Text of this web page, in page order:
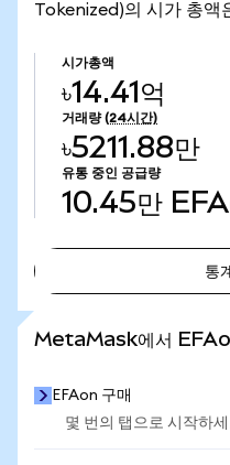
Tokenized)의 시가 총액
시가총액
৳14.41억
거래량 (24시간)
৳5211.88만
유통 중인 공급량
10.45만
통
MetaMask에서
EFAon 구매
몇 번의 탭으로 시작하